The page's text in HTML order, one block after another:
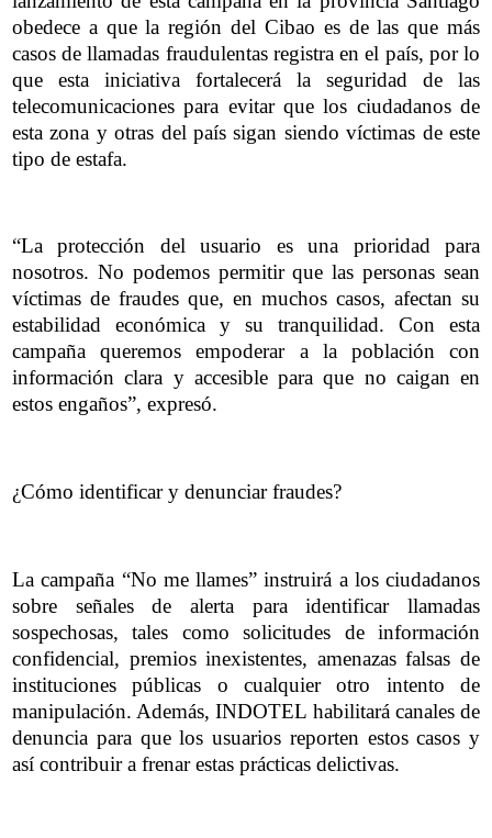
obedece a que la región del Cibao es de las que más
casos de llamadas fraudulentas registra en el país, por lo
que esta iniciativa fortalecerá la seguridad de las
telecomunicaciones para evitar que los ciudadanos de
esta zona y otras del país sigan siendo víctimas de este
tipo de estafa.
“La protección del usuario es una prioridad para
nosotros. No podemos permitir que las personas sean
víctimas de fraudes que, en muchos casos, afectan su
estabilidad económica y su tranquilidad. Con esta
campaña queremos empoderar a la población con
información clara y accesible para que no caigan en
estos engaños”, expresó.
¿Cómo identificar y denunciar fraudes?
La campaña “No me llames” instruirá a los ciudadanos
sobre señales de alerta para identificar llamadas
sospechosas, tales como solicitudes de información
confidencial, premios inexistentes, amenazas falsas de
instituciones públicas o cualquier otro intento de
manipulación. Además, INDOTEL habilitará canales de
denuncia para que los usuarios reporten estos casos y
así contribuir a frenar estas prácticas delictivas.